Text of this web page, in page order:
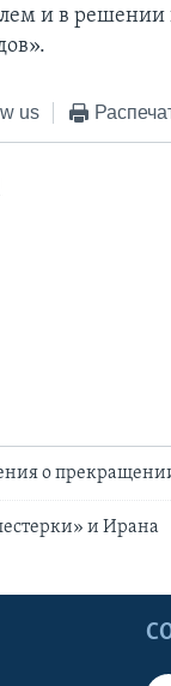
и в
us
о
и Ирана